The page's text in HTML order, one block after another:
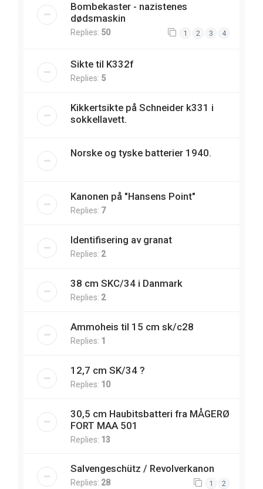
Bombekaster - nazistenes
dødsmaskin
Replies: 50 1 2 3 4
Sikte til K332f
Replies: 5
Kikkertsikte på Schneider k331 i
sokkellavett.
Norske og tyske batterier 1940.
Kanonen på "Hansens Point"
Replies: 7
Identifisering av granat
Replies: 2
38 cm SKC/34 i Danmark
Replies: 2
Ammoheis til 15 cm sk/c28
Replies: 1
12,7 cm SK/34 ?
Replies: 10
30,5 cm Haubitsbatteri fra MÅGERØ
FORT MAA 501
Replies: 13
Salvengeschütz / Revolverkanon
Replies: 28 1 2